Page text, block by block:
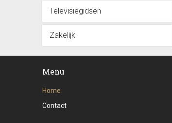
Televisiegidsen
Zakelijk
Menu
Home
Contact